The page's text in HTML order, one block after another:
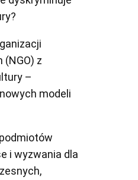
(NGO) z
–
modeli
i wyzwania dla